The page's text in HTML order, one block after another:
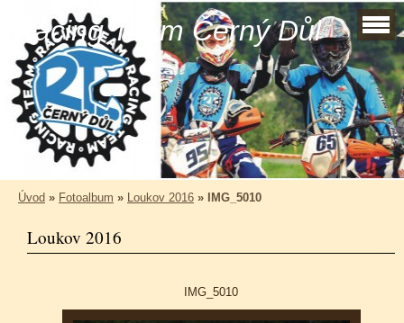
Racing Team Černý Důl
Úvod » Fotoalbum » Loukov 2016 » IMG_5010
Loukov 2016
IMG_5010